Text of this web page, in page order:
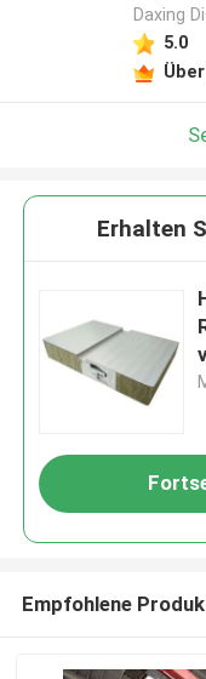
Daxing
5.0
Erhalten
Empfohlene